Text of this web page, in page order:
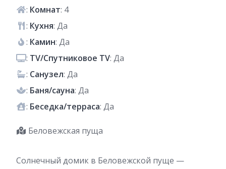
: Комнат: 4
: Кухня: Да
: Камин: Да
: TV/Спутниковое TV: Да
: Санузел: Да
: Баня/сауна: Да
: Беседка/терраса: Да
Беловежская пуща
Солнечный домик в Беловежской пуще —